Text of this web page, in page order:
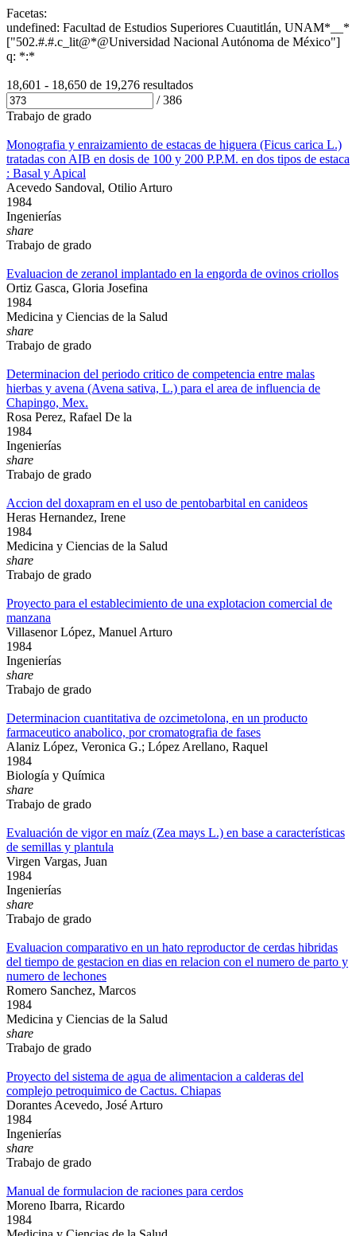
Facetas:
undefined: Facultad de Estudios Superiores Cuautitlán, UNAM*__*
["502.#.#.c_lit@*@Universidad Nacional Autónoma de México"]
q: *:*
18,601 - 18,650 de 19,276 resultados
/386
Trabajo de grado
Monografia y enraizamiento de estacas de higuera (Ficus carica L.)
tratadas con AIB en dosis de 100 y 200 P.P.M. en dos tipos de estaca
: Basal y Apical
Acevedo Sandoval, Otilio Arturo
1984
Ingenierías
share
Trabajo de grado
Evaluacion de zeranol implantado en la engorda de ovinos criollos
Ortiz Gasca, Gloria Josefina
1984
Medicina y Ciencias de la Salud
share
Trabajo de grado
Determinacion del periodo critico de competencia entre malas
hierbas y avena (Avena sativa, L.) para el area de influencia de
Chapingo, Mex.
Rosa Perez, Rafael De la
1984
Ingenierías
share
Trabajo de grado
Accion del doxapram en el uso de pentobarbital en canideos
Heras Hernandez, Irene
1984
Medicina y Ciencias de la Salud
share
Trabajo de grado
Proyecto para el establecimiento de una explotacion comercial de
manzana
Villasenor López, Manuel Arturo
1984
Ingenierías
share
Trabajo de grado
Determinacion cuantitativa de ozcimetolona, en un producto
farmaceutico anabolico, por cromatografia de fases
Alaniz López, Veronica G.; López Arellano, Raquel
1984
Biología y Química
share
Trabajo de grado
Evaluación de vigor en maíz (Zea mays L.) en base a características
de semillas y plantula
Virgen Vargas, Juan
1984
Ingenierías
share
Trabajo de grado
Evaluacion comparativo en un hato reproductor de cerdas hibridas
del tiempo de gestacion en dias en relacion con el numero de parto y
numero de lechones
Romero Sanchez, Marcos
1984
Medicina y Ciencias de la Salud
share
Trabajo de grado
Proyecto del sistema de agua de alimentacion a calderas del
complejo petroquimico de Cactus. Chiapas
Dorantes Acevedo, José Arturo
1984
Ingenierías
share
Trabajo de grado
Manual de formulacion de raciones para cerdos
Moreno Ibarra, Ricardo
1984